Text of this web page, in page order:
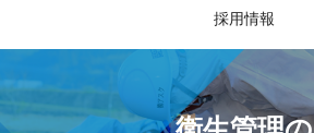
採用情報